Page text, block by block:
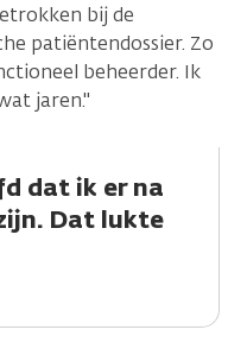
bij de
patiëntendossier. Zo
beheerder. Ik
jaren."
dat ik er na
Dat lukte